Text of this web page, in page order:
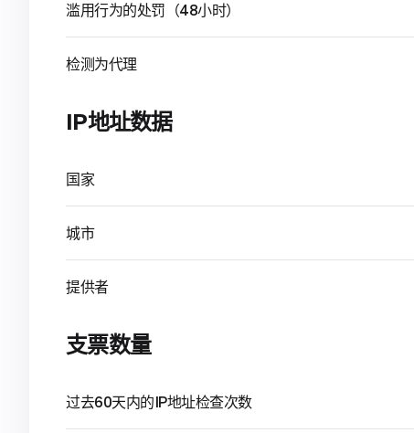
滥用行为的处罚（48小时）
检测为代理
IP地址数据
国家
城市
提供者
支票数量
过去60天内的IP地址检查次数